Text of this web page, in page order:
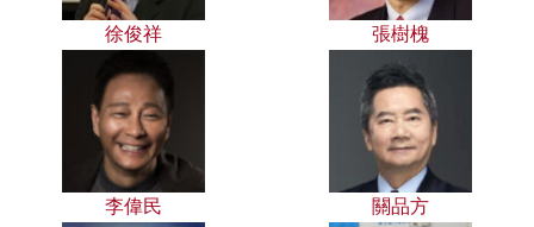
徐俊祥 張樹槐
李偉民 關品方